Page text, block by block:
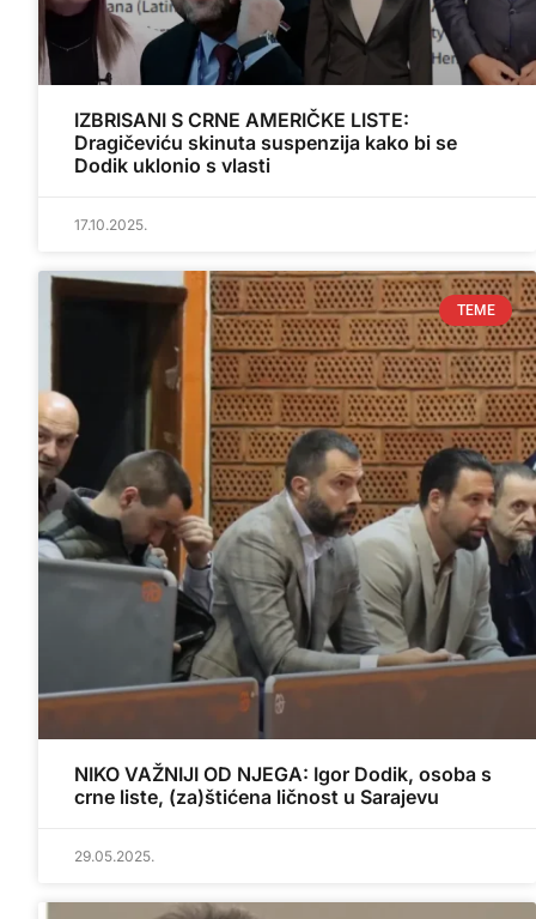
IZBRISANI S CRNE AMERIČKE LISTE:
Dragičeviću skinuta suspenzija kako bi se
Dodik uklonio s vlasti
17.10.2025.
TEME
NIKO VAŽNIJI OD NJEGA: Igor Dodik, osoba s
crne liste, (za)štićena ličnost u Sarajevu
29.05.2025.